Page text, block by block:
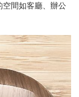
間如客廳、辦公